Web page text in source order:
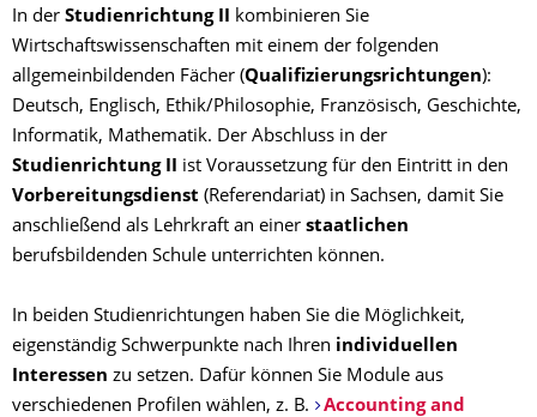
In der Studienrichtung II
kombinieren Sie
Wirtschaftswissenschaften mit einem der folgenden
allgemeinbildenden Fächer (Qualifizierungsrichtungen):
Deutsch, Englisch, Ethik/Philosophie, Französisch, Geschichte,
Informatik, Mathematik. Der Abschluss in der
Studienrichtung II
ist Voraussetzung für den Eintritt in den
Vorbereitungsdienst (Referendariat) in Sachsen, damit Sie
anschließend als Lehrkraft an einer staatlichen
berufsbildenden Schule unterrichten können.
In beiden Studienrichtungen haben Sie die Möglichkeit,
eigenständig Schwerpunkte nach Ihren individuellen
Interessen zu setzen. Dafür können Sie Module aus
verschiedenen Profilen wählen, z. B.
Accounting and